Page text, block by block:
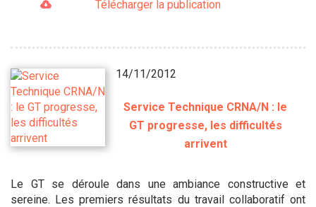
Télécharger la publication
14/11/2012
Service Technique CRNA/N : le
GT progresse, les difficultés
arrivent
Le GT se déroule dans une ambiance constructive et
sereine. Les premiers résultats du travail collaboratif ont